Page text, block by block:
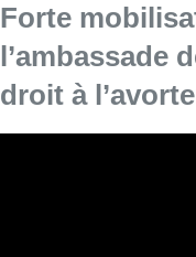
Forte
l’ambassade
droit à